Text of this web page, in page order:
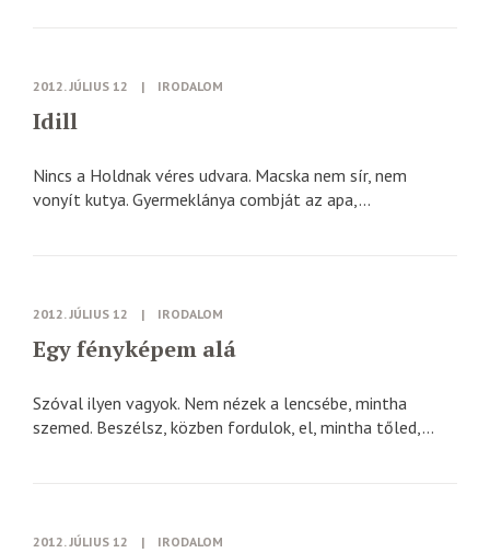
2012. JÚLIUS 12 | IRODALOM
Idill
Nincs a Holdnak véres udvara. Macska nem sír, nem
vonyít kutya. Gyermeklánya combját az apa,...
2012. JÚLIUS 12 | IRODALOM
Egy fényképem alá
Szóval ilyen vagyok. Nem nézek a lencsébe, mintha
szemed. Beszélsz, közben fordulok, el, mintha tőled,...
2012. JÚLIUS 12 | IRODALOM